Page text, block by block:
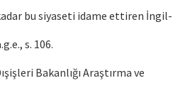
bu siyaseti idame ettiren İngil-
s. 106.
Bakanlığı Araştırma ve